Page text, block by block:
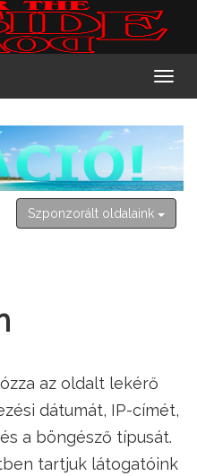
2026. augusztus 10. hétfő
Lőrinc
Szponzorált oldalaink
az oldalt lekérő
dátumát, IP-címét,
a böngésző típusát.
tartjuk látogatóink